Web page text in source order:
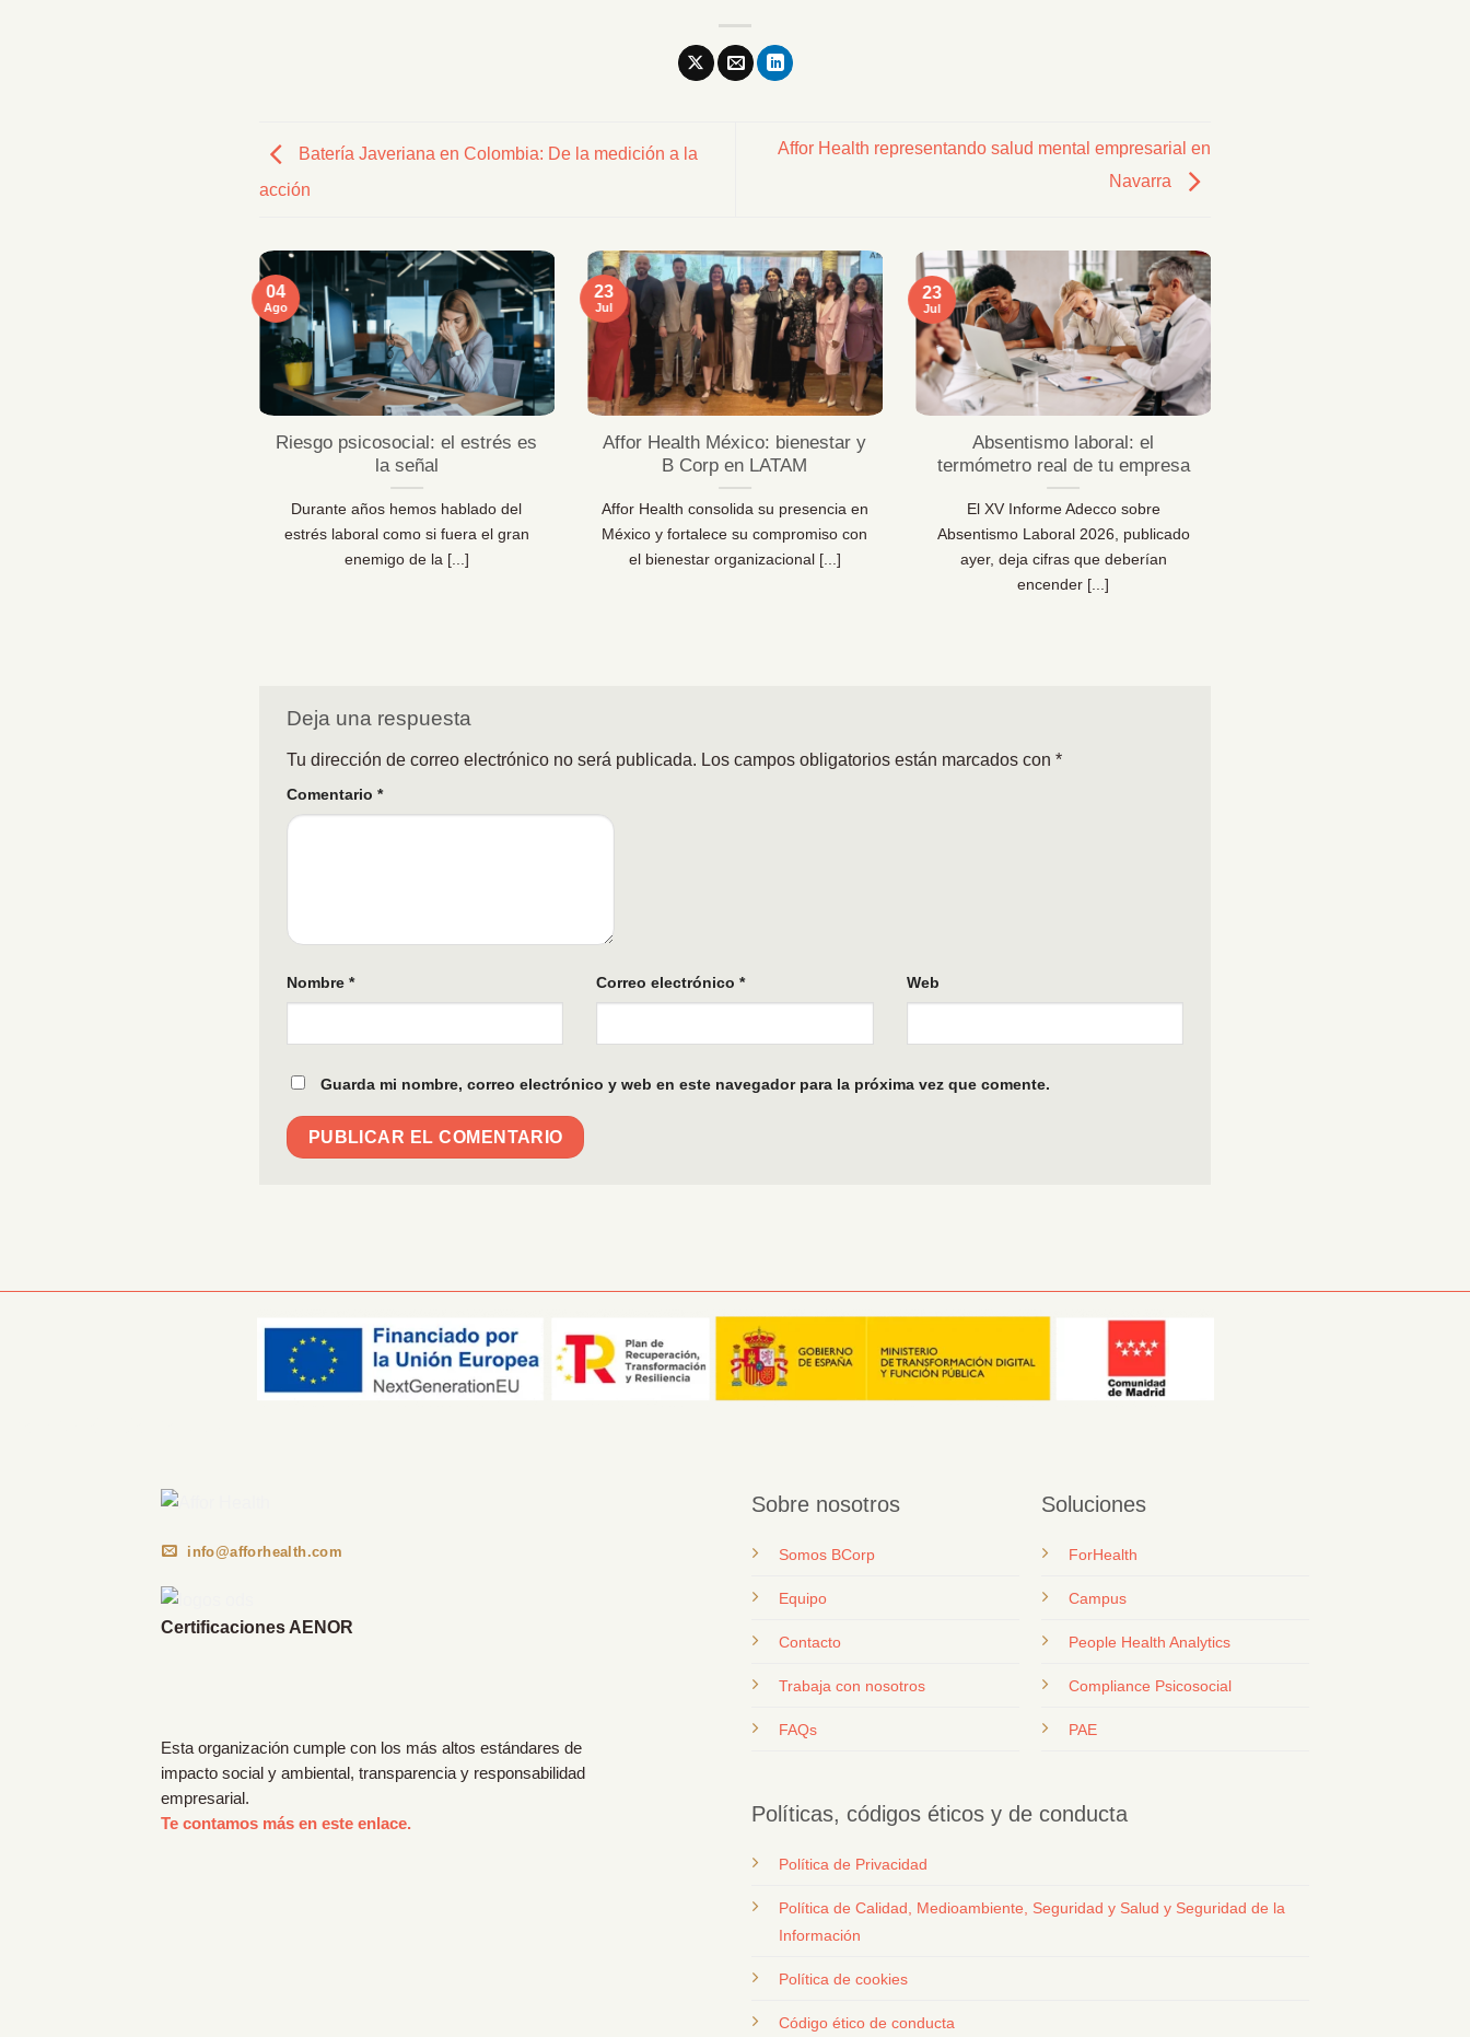
Batería Javeriana en Colombia: De la medición a la
acción
Affor Health representando salud mental empresarial en
Navarra
Riesgo psicosocial: el estrés es
la señal
Durante años hemos hablado del
estrés laboral como si fuera el gran
enemigo de la [...]
04
Ago
Affor Health México: bienestar y
B Corp en LATAM
Affor Health consolida su presencia en
México y fortalece su compromiso con
el bienestar organizacional [...]
23
Jul
Absentismo laboral: el
termómetro real de tu empresa
El XV Informe Adecco sobre
Absentismo Laboral 2026, publicado
ayer, deja cifras que deberían
encender [...]
23
Jul
Deja una respuesta
Tu dirección de correo electrónico no será publicada. Los campos obligatorios están marcados con *
Comentario *
Nombre * Correo electrónico* Web
Guarda mi nombre, correo electrónico y web en este navegador para la próxima vez que comente.
info@afforhealth.com
Certificaciones AENOR
Esta organización cumple con los más altos estándares de
impacto social y ambiental, transparencia y responsabilidad
empresarial.
Te contamos más en este enlace.
Sobre nosotros
Somos BCorp
Equipo
Contacto
Trabaja con nosotros
FAQs
Soluciones
ForHealth
Campus
People Health Analytics
Compliance Psicosocial
PAE
Políticas, códigos éticos y de conducta
Política de Privacidad
Política de Calidad, Medioambiente, Seguridad y Salud y Seguridad de la
Información
Política de cookies
Código ético de conducta